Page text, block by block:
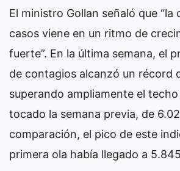
El ministro Gollan señaló que “la
casos viene en un ritmo de
fuerte”. En la última semana, el
de contagios alcanzó un récord
superando ampliamente el
tocado la semana previa, de
comparación, el pico de este
primera ola había llegado a